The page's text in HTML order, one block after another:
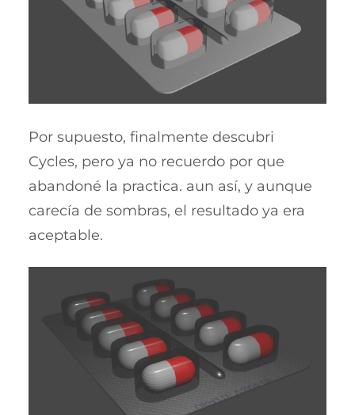
Por supuesto, finalmente descubri
Cycles, pero ya no recuerdo por que
abandoné la practica. aun así, y aunque
carecía de sombras, el resultado ya era
aceptable.